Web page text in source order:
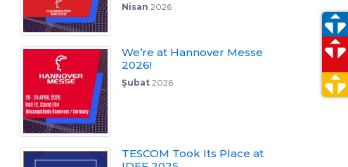
Nisan 2026
We’re at Hannover Messe
2026!
Şubat2026
TESCOM Took Its Place at